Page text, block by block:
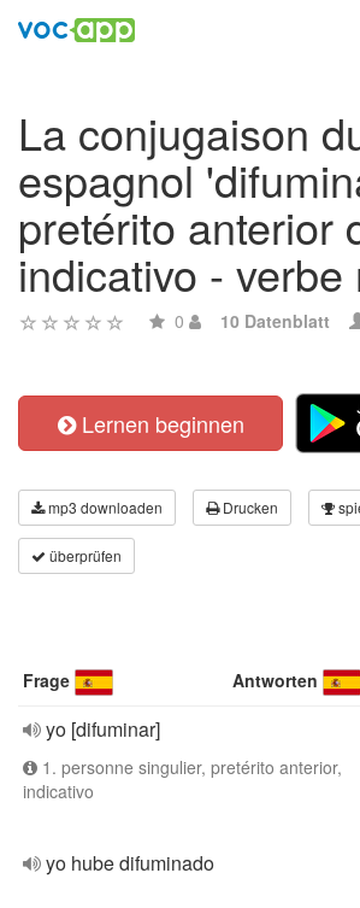
La conjugaison
espagnol
pretérito anterior
indicativo - verbe
0 10 Datenblatt
Lernen beginnen
mp3 downloaden Drucken
überprüfen
Frage Antworten
yo [difuminar]
1. personne singulier, pretérito anterior,
indicativo
yo hube difuminado